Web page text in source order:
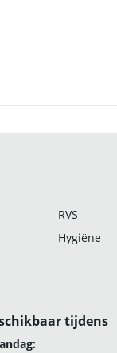
RVS
Hygiëne
tijdens